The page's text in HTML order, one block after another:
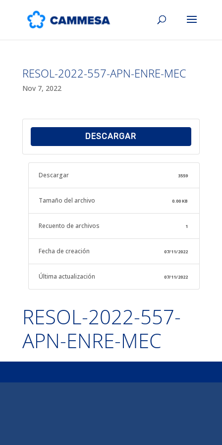
RESOL-2022-557-APN-ENRE-MEC
Nov 7, 2022
DESCARGAR
Descargar 3559
Tamaño del archivo 0.00 KB
Recuento de archivos 1
Fecha de creación 07/11/2022
Última actualización 07/11/2022
RESOL-2022-557-
APN-ENRE-MEC